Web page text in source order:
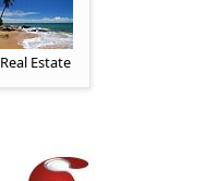
Real Estate